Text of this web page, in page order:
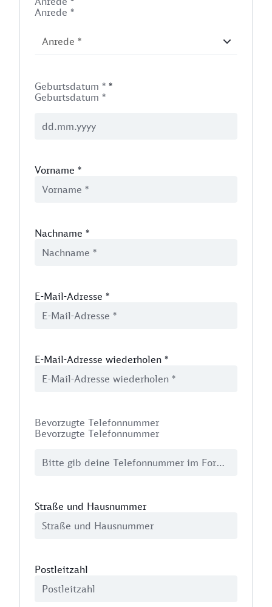
Anrede *
Geburtsdatum * *
Geburtsdatum *
Vorname *
Nachname *
E-Mail-Adresse *
E-Mail-Adresse wiederholen *
Bevorzugte Telefonnummer
Bevorzugte Telefonnummer
Straße und Hausnummer
Postleitzahl